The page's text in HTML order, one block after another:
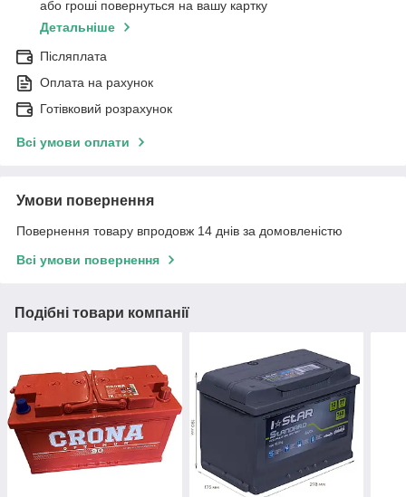
або гроші повернуться на вашу картку
Детальніше
Післяплата
Оплата на рахунок
Готівковий розрахунок
Всі умови оплати
Умови повернення
Повернення товару впродовж 14 днів за домовленістю
Всі умови повернення
Подібні товари компанії